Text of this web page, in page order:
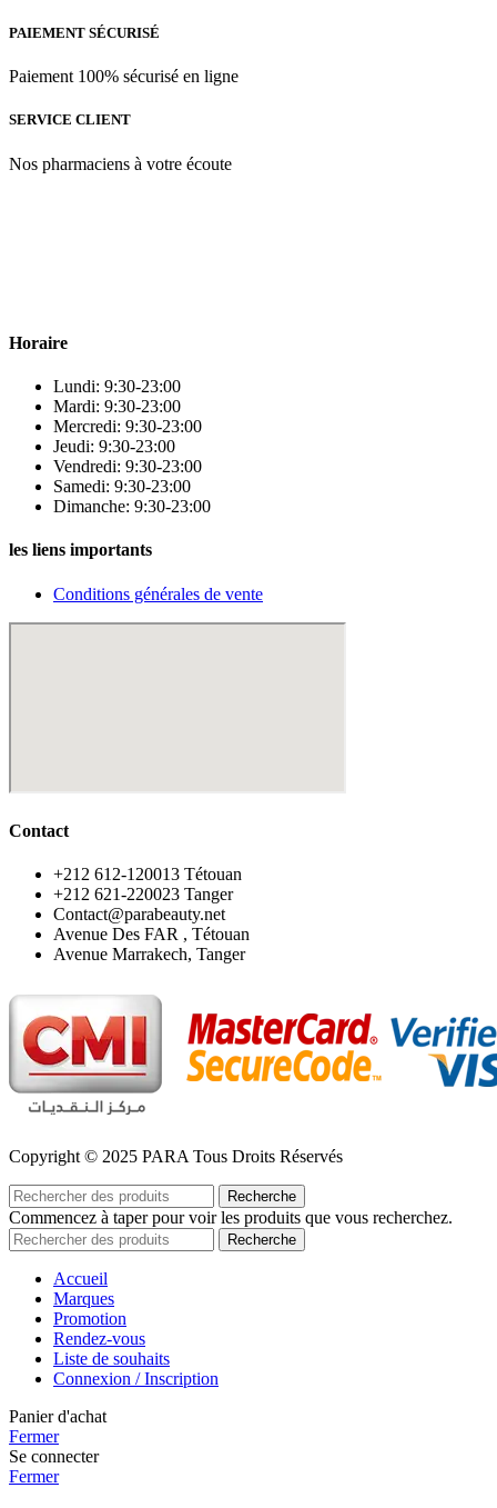
PAIEMENT SÉCURISÉ
Paiement 100% sécurisé en ligne
SERVICE CLIENT
Nos pharmaciens à votre écoute
Horaire
Lundi: 9:30-23:00
Mardi: 9:30-23:00
Mercredi: 9:30-23:00
Jeudi: 9:30-23:00
Vendredi: 9:30-23:00
Samedi: 9:30-23:00
Dimanche: 9:30-23:00
les liens importants
Conditions générales de vente
Contact
‪+212 612-120013 Tétouan
‪+212 621-220023 Tanger
Contact@parabeauty.net
Avenue Des FAR , Tétouan
Avenue Marrakech, Tanger
Copyright © 2025 PARA Tous Droits Réservés
Recherche
Commencez à taper pour voir les produits que vous recherchez.
Recherche
Accueil
Marques
Promotion
Rendez-vous
Liste de souhaits
Connexion / Inscription
Panier d'achat
Fermer
Se connecter
Fermer